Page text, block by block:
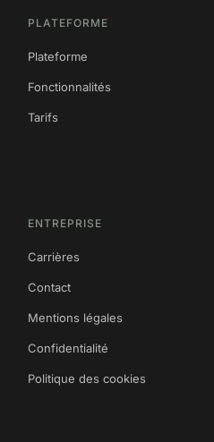
PLATEFORME
Plateforme
Fonctionnalités
Tarifs
ENTREPRISE
Carrières
Contact
Mentions légales
Confidentialité
Politique des cookies